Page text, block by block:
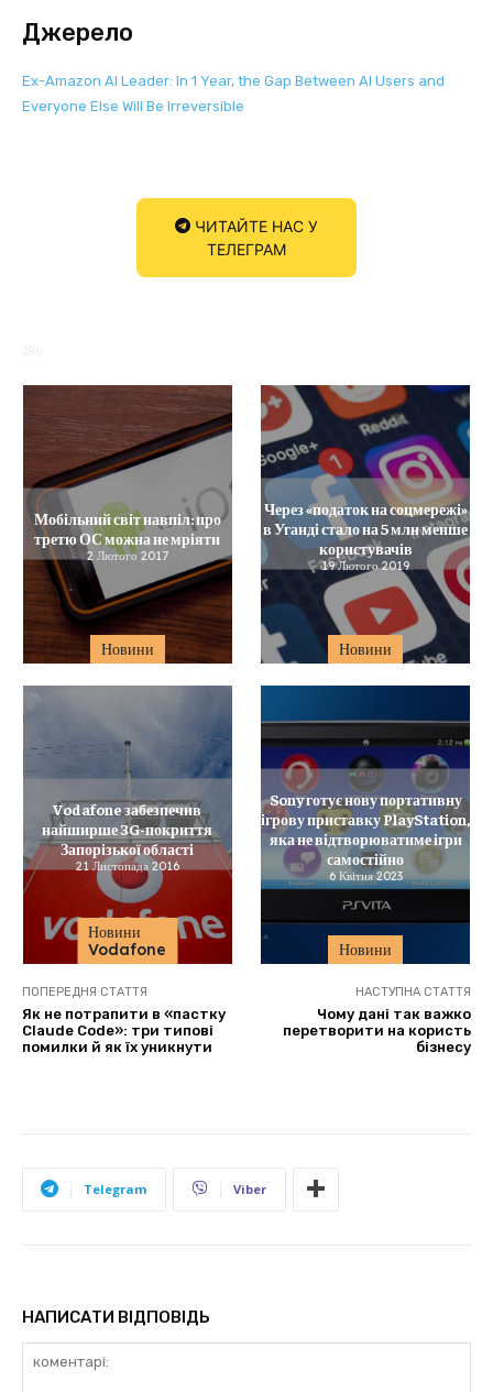
Джерело
Ex-Amazon AI Leader: In 1 Year, the Gap Between AI Users and
Everyone Else Will Be Irreversible
ЧИТАЙТЕ НАС У
ТЕЛЕГРАМ
Новини
Мобільний світ навпіл: про
третю ОС можна не мріяти
2 Лютого 2017
Новини
Через «податок на соцмережі»
в Уганді стало на 5 млн менше
користувачів
19 Лютого 2019
Новини
Vodafone
Vodafone забезпечив
найширше 3G-покриття
Запорізької області
21 Листопада 2016
Новини
Sony готує нову портативну
ігрову приставку PlayStation,
яка не відтворюватиме ігри
самостійно
6 Квітня 2023
ПОПЕРЕДНЯ СТАТТЯ
Як не потрапити в «пастку
Claude Code»: три типові
помилки й як їх уникнути
НАСТУПНА СТАТТЯ
Чому дані так важко
перетворити на користь
бізнесу
Telegram Viber
НАПИСАТИ ВІДПОВІДЬ